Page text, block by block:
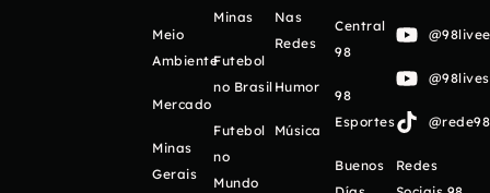
Meio
Ambiente
Mercado
Minas
Gerais
Minas
Futebol
no Brasil
Futebol
no
Mundo
Nas
Redes
Humor
Música
Central
98
98
Esportes
Buenos
Redes